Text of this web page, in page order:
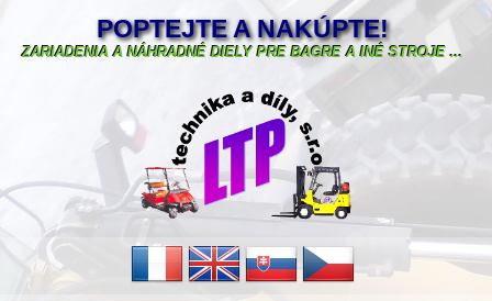
POPTEJTE A NAKÚPTE!
ZARIADENIA A NÁHRADNÉ DIELY PRE BAGRE A INÉ STROJE ...